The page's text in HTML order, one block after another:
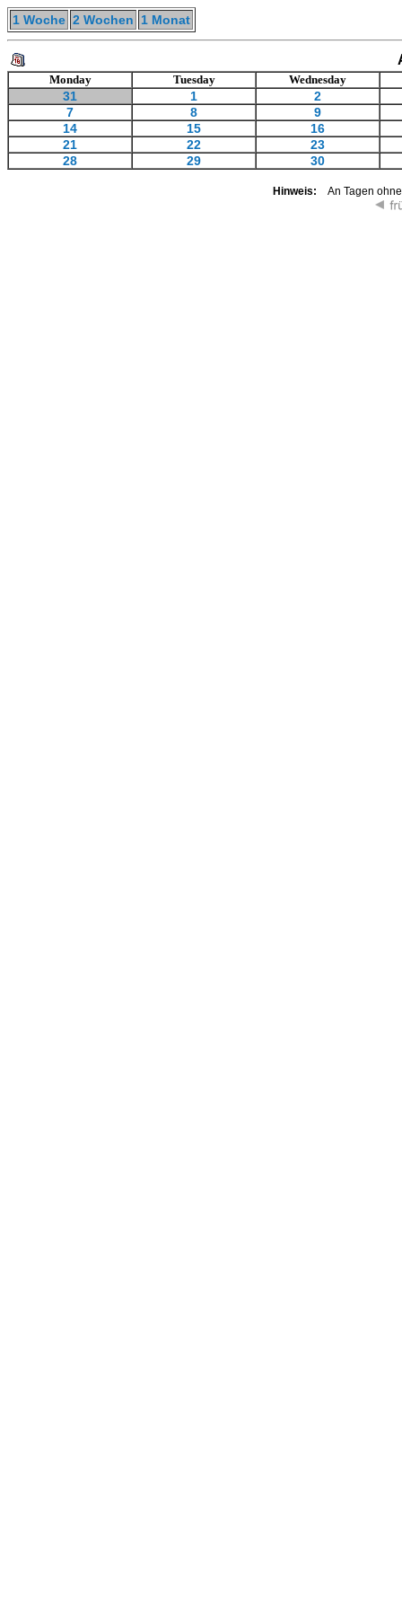
1 Woche 2 Wochen 1 Monat
Monday Tuesday Wednesday
31 1
2
7
8
9
14
15
16
21
22
23
28
29 30
Hinweis: An Tagen